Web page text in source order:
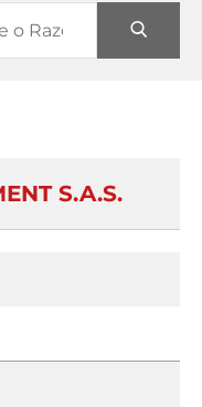
S.A.S.